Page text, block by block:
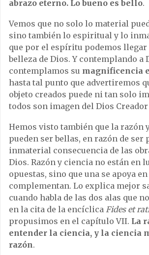
abrazo eterno. Lo bueno es bello.
Vemos que no solo lo material
sino también lo espiritual y lo
que por el espíritu podemos
belleza de Dios. Y contemplando a
contemplamos su magnificencia
hasta tal punto que advertiremos
objeto creados puede ni tan solo
todos son imagen del Dios Creador
Hemos visto también que la razón
pueden ser bellas, en razón de ser
inmaterial consecuencia de las
Dios. Razón y ciencia no están en
opuestas, sino que una se apoya
complementan. Lo explica mejor
cuando habla de las dos alas que
en la cita de la encíclica Fides et
propusimos en el capítulo VII. La
entender la ciencia, y la ciencia
razón.